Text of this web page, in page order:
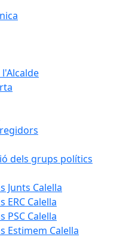
dels grups polítics
Junts Calella
ERC Calella
PSC Calella
Estimem Calella